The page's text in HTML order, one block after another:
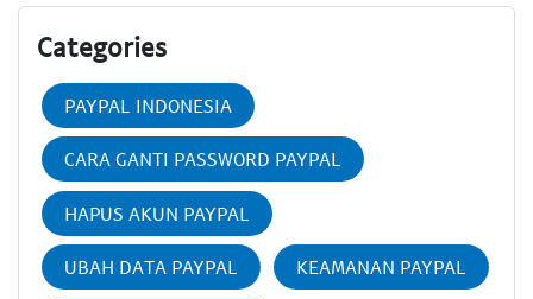
Categories
PAYPAL INDONESIA
CARA GANTI PASSWORD PAYPAL
HAPUS AKUN PAYPAL
UBAH DATA PAYPAL KEAMANAN PAYPAL